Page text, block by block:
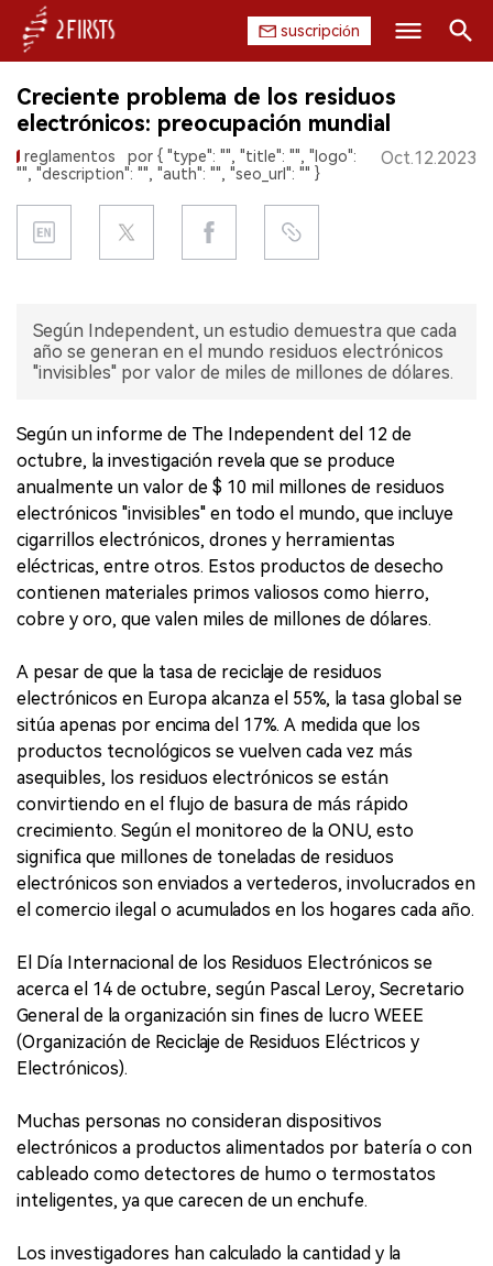
suscripción
INICIO
EMPRESA
PRODUCTO
CHINA
DATOS
EXPOSICIÓN
ENTREVISTA
Creciente problema de los residuos
electrónicos: preocupación mundial
reglamentos
por { "type": "", "title": "", "logo":
"", "description": "", "auth": "", "seo_url": "" }
Oct.12.2023
Según Independent, un estudio demuestra que cada
año se generan en el mundo residuos electrónicos
"invisibles" por valor de miles de millones de dólares.
Según un informe de The Independent del 12 de
octubre, la investigación revela que se produce
anualmente un valor de $ 10 mil millones de residuos
electrónicos "invisibles" en todo el mundo, que incluye
cigarrillos electrónicos, drones y herramientas
eléctricas, entre otros. Estos productos de desecho
contienen materiales primos valiosos como hierro,
cobre y oro, que valen miles de millones de dólares.
A pesar de que la tasa de reciclaje de residuos
electrónicos en Europa alcanza el 55%, la tasa global se
sitúa apenas por encima del 17%. A medida que los
productos tecnológicos se vuelven cada vez más
asequibles, los residuos electrónicos se están
convirtiendo en el flujo de basura de más rápido
crecimiento. Según el monitoreo de la ONU, esto
significa que millones de toneladas de residuos
electrónicos son enviados a vertederos, involucrados en
el comercio ilegal o acumulados en los hogares cada año.
El Día Internacional de los Residuos Electrónicos se
acerca el 14 de octubre, según Pascal Leroy, Secretario
General de la organización sin fines de lucro WEEE
(Organización de Reciclaje de Residuos Eléctricos y
Electrónicos).
Muchas personas no consideran dispositivos
electrónicos a productos alimentados por batería o con
cableado como detectores de humo o termostatos
inteligentes, ya que carecen de un enchufe.
Los investigadores han calculado la cantidad y la